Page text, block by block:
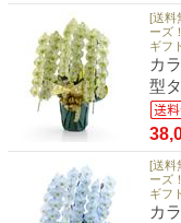
[送料
ーズ
ギフ
カ
型
[送料
ーズ
ギフ
カ